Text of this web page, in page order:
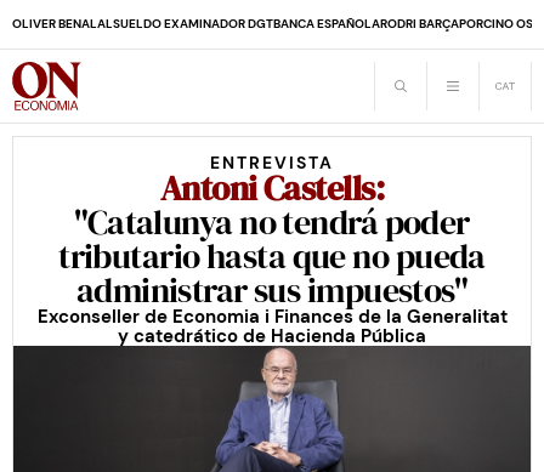
OLIVER BENALALSUELDO EXAMINADOR DGTBANCA ESPAÑOLARODRI BARÇAPORCINO
ENTREVISTA
Antoni Castells:
"Catalunya no tendrá poder
tributario hasta que no pueda
administrar sus impuestos"
Exconseller de Economia i Finances de la Generalitat
y catedrático de Hacienda Pública